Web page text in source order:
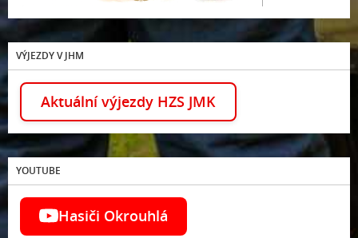
VÝJEZDY V JHM
Aktuální výjezdy HZS JMK
YOUTUBE
Hasiči Okrouhlá